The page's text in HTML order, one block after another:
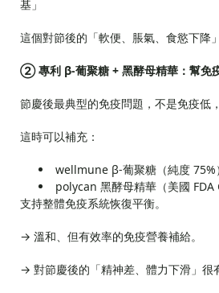
基」
這個對節後的「軟便、脹氣、食慾下降
② 專利 β-葡聚糖 + 黑酵母精華：幫免
節慶後最典型的免疫問題，不是免疫低
這時可以補充：
wellmune β-葡聚糖（純度 75%）
polycan 黑酵母精華（美國 FDA
支持整體免疫系統恢復平衡。
→ 溫和、但有效率的免疫營養補給。
→ 對節慶後的「精神差、體力下滑」很